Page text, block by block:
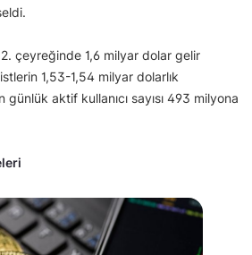
2. çeyreğinde 1,6 milyar dolar gelir
1,53-1,54 milyar dolarlık
günlük aktif kullanıcı sayısı 493 milyona